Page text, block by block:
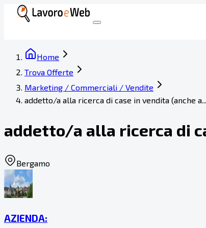
Home
Trova Offerte
Marketing / Commerciali / Vendite
addetto/a alla ricerca di case in vendita (anche a...
addetto/a alla ricerca di
Bergamo
AZIENDA: